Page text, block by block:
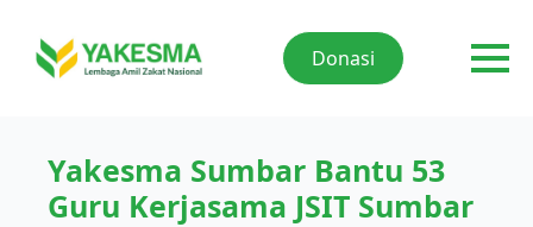
Donasi
Yakesma Sumbar Bantu 53
Guru Kerjasama JSIT Sumbar